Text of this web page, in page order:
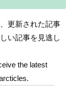
更新された記事
い記事を見逃し
the latest